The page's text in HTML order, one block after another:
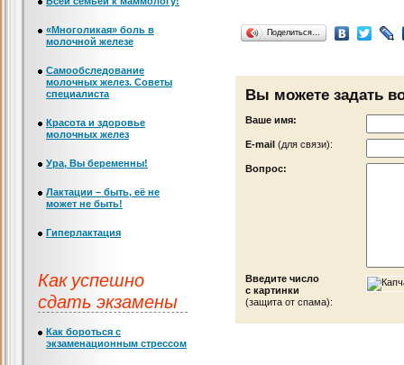
Поделиться…
Вы можете задать
Ваше имя:
Е-mail (для связи):
Вопрос:
Введите число
с картинки
(защита от спама):
«Многоликая» боль в
молочной железе
Самообследование
молочных желез. Советы
специалиста
Красота и здоровье
молочных желез
Ура, Вы беременны!
Лактации – быть, её не
может не быть!
Гиперлактация
Как успешно
сдать экзамены
Как бороться с
экзаменационным стрессом